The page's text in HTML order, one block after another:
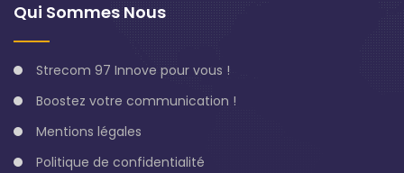
Qui Sommes Nous
Strecom 97 Innove pour vous !
Boostez votre communication !
Mentions légales
Politique de confidentialité